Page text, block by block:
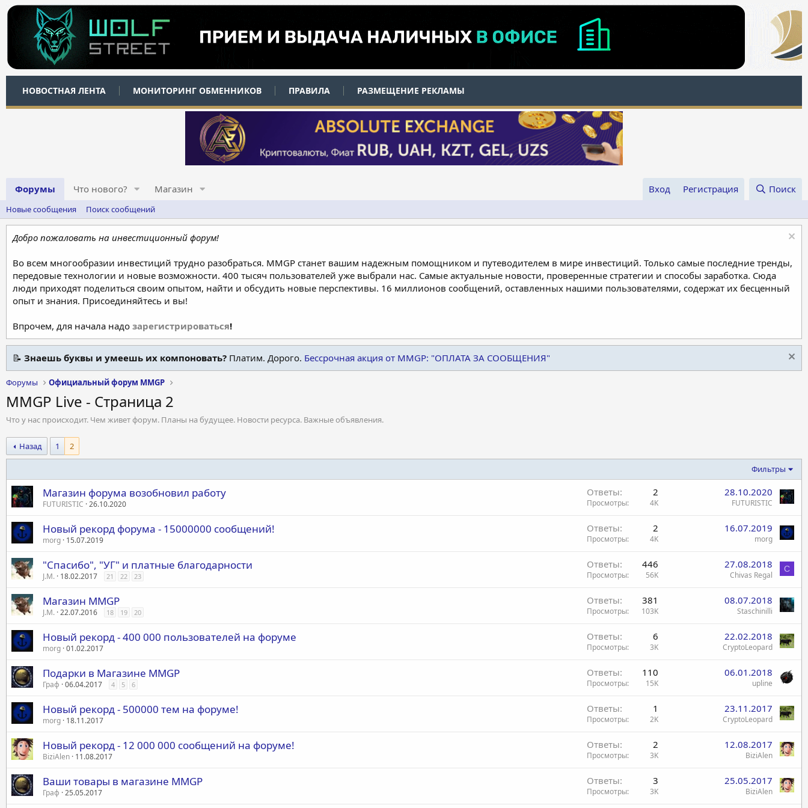
НОВОСТНАЯ ЛЕНТА МОНИТОРИНГ ОБМЕННИКОВ ПРАВИЛА РАЗМЕЩЕНИЕ РЕКЛАМЫ
Форумы Что нового? Магазин Вход Регистрация Поиск
Новые сообщения Поиск сообщений
Добро пожаловать на инвестиционный форум!
Во всем многообразии инвестиций трудно разобраться. MMGP станет вашим надежным помощником и путеводителем в мире инвестиций. Только самые последние тренды,
передовые технологии и новые возможности. 400 тысяч пользователей уже выбрали нас. Самые актуальные новости, проверенные стратегии и способы заработка. Сюда
люди приходят поделиться своим опытом, найти и обсудить новые перспективы. 16 миллионов сообщений, оставленных нашими пользователями, содержат их бесценный
опыт и знания. Присоединяйтесь и вы!
Впрочем, для начала надо зарегистрироваться!
📝 Знаешь буквы и умеешь их компоновать? Платим. Дорого. Бессрочная акция от MMGP: "ОПЛАТА ЗА СООБЩЕНИЯ"
Форумы Официальный форум MMGP
MMGP Live - Страница 2
Что у нас происходит. Чем живет форум. Планы на будущее. Новости ресурса. Важные объявления.
Назад 1 2
Фильтры
Магазин форума возобновил работу
FUTURISTIC 26.10.2020
Ответы 2
Просмотры 4K
28.10.2020
FUTURISTIC
Новый рекорд форума - 15000000 сообщений!
morg 15.07.2019
Ответы 2
Просмотры 4K
16.07.2019
morg
"Спасибо", "УГ" и платные благодарности
J.M. 18.02.2017 21 22 23
Ответы 446
Просмотры 56K
27.08.2018
Chivas Regal
C
Магазин MMGP
J.M. 22.07.2016 18 19 20
Ответы 381
Просмотры 103K
08.07.2018
Staschinilli
Новый рекорд - 400 000 пользователей на форуме
morg 01.02.2017
Ответы 6
Просмотры 3K
22.02.2018
CryptoLeopard
Подарки в Магазине MMGP
Граф 06.04.2017 4 5 6
Ответы 110
Просмотры 15K
06.01.2018
upline
Новый рекорд - 500000 тем на форуме!
morg 18.11.2017
Ответы 1
Просмотры 2K
23.11.2017
CryptoLeopard
Новый рекорд - 12 000 000 сообщений на форуме!
BiziAlen 11.08.2017
Ответы 2
Просмотры 3K
12.08.2017
BiziAlen
Ваши товары в магазине MMGP
Граф 25.05.2017
Ответы 3
Просмотры 3K
25.05.2017
BiziAlen